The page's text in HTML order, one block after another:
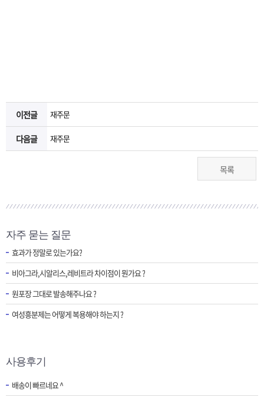
이전글 재주문
다음글 재주문
목록
자주 묻는 질문
효과가 정말로 있는가요?
비아그라,시알리스,레비트라 차이점이 뭔가요 ?
원포장 그대로 발송해주나요 ?
여성흥분제는 어떻게 복용해야 하는지 ?
사용후기
배송이 빠르네요 ^